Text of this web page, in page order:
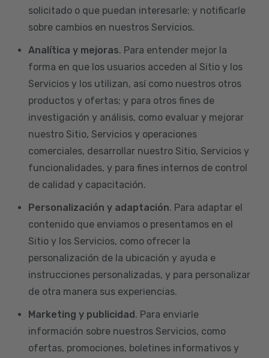
solicitado o que puedan interesarle; y notificarle
sobre cambios en nuestros Servicios.
Analítica y mejoras. Para entender mejor la
forma en que los usuarios acceden al Sitio y los
Servicios y los utilizan, así como nuestros otros
productos y ofertas; y para otros fines de
investigación y análisis, como evaluar y mejorar
nuestro Sitio, Servicios y operaciones
comerciales, desarrollar nuestro Sitio, Servicios y
funcionalidades, y para fines internos de control
de calidad y capacitación.
Personalización y adaptación. Para adaptar el
contenido que enviamos o presentamos en el
Sitio y los Servicios, como ofrecer la
personalización de la ubicación y ayuda e
instrucciones personalizadas, y para personalizar
de otra manera sus experiencias.
Marketing y publicidad. Para enviarle
información sobre nuestros Servicios, como
ofertas, promociones, boletines informativos y